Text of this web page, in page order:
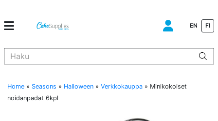
EN FI
Home » Seasons » Halloween » Verkkokauppa » Minikokoiset
noidanpadat 6kpl